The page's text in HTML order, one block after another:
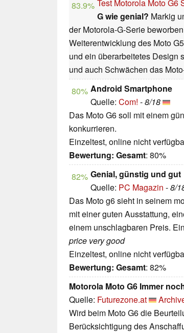
83.9% Test Motorola Moto G6
G wie genial? Markig
der Motorola-G-Serie
Weiterentwicklung des Moto
und ein überarbeitetes Design
und auch Schwächen das
80% Android Smartphone
Quelle: Com! -8/18
Das Moto G6 soll mit einem
konkurrieren.
Einzeltest, online nicht
Bewertung: Gesamt: 80%
82% Genial, günstig und gut
Quelle: PC Magazin -8/
Das Moto g6 sieht in seinem
mit einer guten Ausstattung,
einem unschlagbaren Preis.
price very good
Einzeltest, online nicht
Bewertung: Gesamt: 82%
Motorola Moto G6 Immer
Quelle: Futurezone.at
Wird beim Moto G6 die
Berücksichtigung des